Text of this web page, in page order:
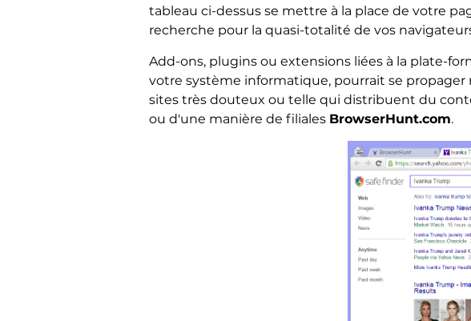
tableau ci-dessus se mettre à la place de votre
recherche pour la quasi-totalité de vos
Add-ons, plugins ou extensions liées à la plate-
votre système informatique, pourrait se
sites très douteux ou telle qui distribuent du
ou d'une manière de filiales BrowserHunt.com.